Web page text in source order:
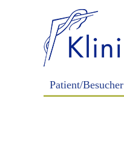
Patient/Besucher